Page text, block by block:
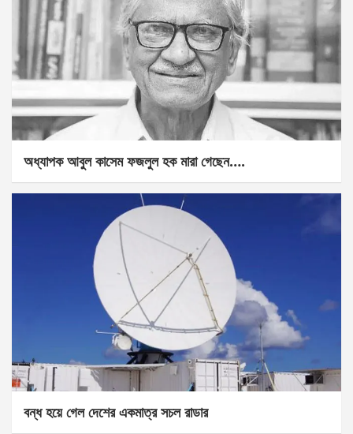
অধ্যাপক আবুল কাসেম ফজলুল হক মারা গেছেন….
বন্ধ হয়ে গেল দেশের একমাত্র সচল রাডার